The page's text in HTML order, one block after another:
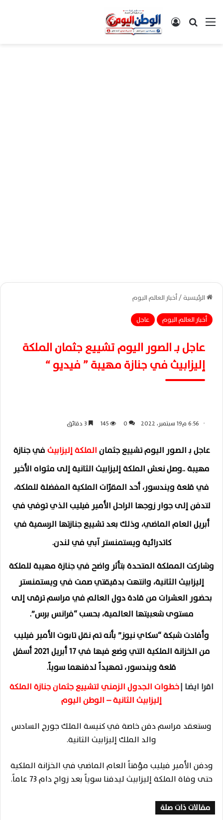
القائمةبحث عن تسجيل الدخول
الرئيسية/أخبار العالم اليوم
أخبار العالم اليوم
عاجل
عاجل بـ الصور اليوم تشييع جثمان الملكة
إليزابيث في جنازة مهيبة ” فيديو “
6:56 م19 سبتمبر، 2022 0
145
عاجل بـ الصور اليوم تشييع جثمانالملكة إليزابيثفي جنازة
مهيبة ..وصل نعش الملكة إليزابيث الثانية إلى مثواه الأخير
في قلعة ويندسور، أحد المقرّات الملكية المفضلة للملكة،
لتدفن إلى جوار زوجها الراحل الأمير فيليب الذي توفي في
أبريل العام الماضي، وذلك بعد تشييع جنازتها الرسمية في
كاتدرائية ويستمنستر آبي في لندن.
وشاركت المملكة المتحدة بتأثر واضح في جنازة مهيبة للملكة
إليزابيث الثانية، وانتهت بدقيقتي صمت في ويستمنستر
بحضور العشرات من قادة دول العالم في مراسم ترقى إلى
مستوى شعبيتها العالمية، بحسب “فرانس برس”.
وأفادت شبكة “سكاي نيوز” بأنه تم نقل تابوت الأمير فيليب
من الخزانة الملكية التي وضع فيها في 17 أبريل 2021 أسفل
قلعة ويندسور، تمهيداً لدفنهما سوياً.
اقرا ايضا |خطوات الجدول الزمني لتشييع جثمان جنازة الملكة
إليزابيث الثانية – الوطن اليوم
وستعقد مراسم دفن خاصة في كنيسة الملك جورج السادس
والد الملك إليزابيث الثانية.
ودفن الأمير فيليب مؤقتاً العام الماضي في الخزانة الملكية
حتى وفاة الملكة إليزابيث ليدفنا سوياً بعد زواج دام 73 عاماً.
مقالات ذات صلة